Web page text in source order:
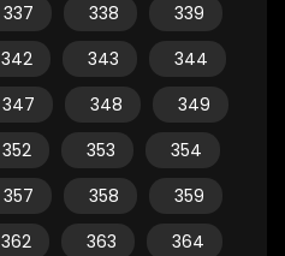
337 338
339
342 343
344
347 348
349
352 353
354
357 358
359
362 363
364